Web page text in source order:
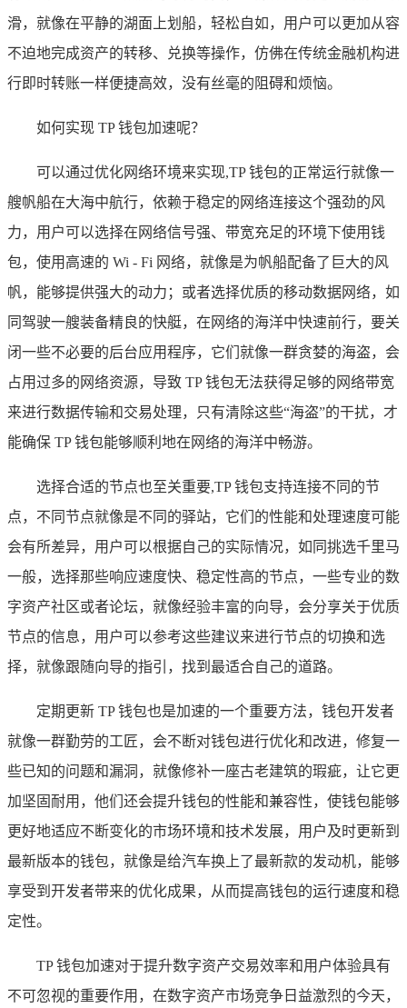
滑，就像在平静的湖面上划船，轻松自如，用户可以更加从容
不迫地完成资产的转移、兑换等操作，仿佛在传统金融机构进
行即时转账一样便捷高效，没有丝毫的阻碍和烦恼。
如何实现 TP 钱包加速呢？
可以通过优化网络环境来实现,TP 钱包的正常运行就像一
艘帆船在大海中航行，依赖于稳定的网络连接这个强劲的风
力，用户可以选择在网络信号强、带宽充足的环境下使用钱
包，使用高速的 Wi - Fi 网络，就像是为帆船配备了巨大的风
帆，能够提供强大的动力；或者选择优质的移动数据网络，如
同驾驶一艘装备精良的快艇，在网络的海洋中快速前行，要关
闭一些不必要的后台应用程序，它们就像一群贪婪的海盗，会
占用过多的网络资源，导致 TP 钱包无法获得足够的网络带宽
来进行数据传输和交易处理，只有清除这些“海盗”的干扰，才
能确保 TP 钱包能够顺利地在网络的海洋中畅游。
选择合适的节点也至关重要,TP 钱包支持连接不同的节
点，不同节点就像是不同的驿站，它们的性能和处理速度可能
会有所差异，用户可以根据自己的实际情况，如同挑选千里马
一般，选择那些响应速度快、稳定性高的节点，一些专业的数
字资产社区或者论坛，就像经验丰富的向导，会分享关于优质
节点的信息，用户可以参考这些建议来进行节点的切换和选
择，就像跟随向导的指引，找到最适合自己的道路。
定期更新 TP 钱包也是加速的一个重要方法，钱包开发者
就像一群勤劳的工匠，会不断对钱包进行优化和改进，修复一
些已知的问题和漏洞，就像修补一座古老建筑的瑕疵，让它更
加坚固耐用，他们还会提升钱包的性能和兼容性，使钱包能够
更好地适应不断变化的市场环境和技术发展，用户及时更新到
最新版本的钱包，就像是给汽车换上了最新款的发动机，能够
享受到开发者带来的优化成果，从而提高钱包的运行速度和稳
定性。
TP 钱包加速对于提升数字资产交易效率和用户体验具有
不可忽视的重要作用，在数字资产市场竞争日益激烈的今天，